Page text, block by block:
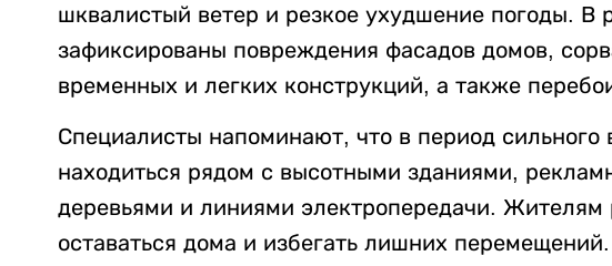
шквалистый ветер и резкое ухудшение погоды. В
зафиксированы повреждения фасадов домов,
временных и легких конструкций, а также
Специалисты напоминают, что в период сильного
находиться рядом с высотными зданиями,
деревьями и линиями электропередачи.
оставаться дома и избегать лишних перемещений.